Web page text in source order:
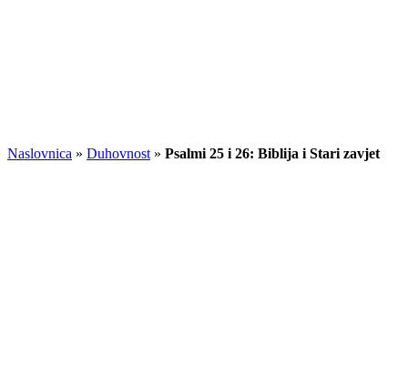
Naslovnica » Duhovnost » Psalmi 25 i 26: Biblija i Stari zavjet